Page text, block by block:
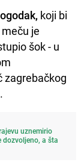
koji bi
je
šok - u
zagrebačkog
uznemirio
dozvoljeno, a šta